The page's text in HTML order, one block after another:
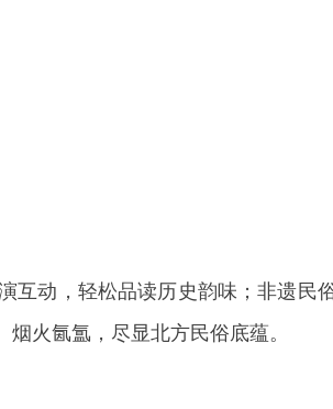
互动，轻松品读历史韵味；非遗民
火氤氲，尽显北方民俗底蕴。